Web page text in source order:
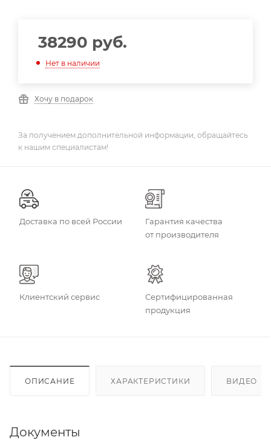
38290 руб.
Нет в наличии
Хочу в подарок
За получением дополнительной информации, обращайтесь
к нашим специалистам!
Доставка по всей России
Гарантия качества
от производителя
Клиентский сервис
Сертифицированная
продукция
ОПИСАНИЕ ХАРАКТЕРИСТИКИ ВИДЕО
Документы